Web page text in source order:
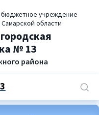
бюджетное учреждение
области
№ 13
района